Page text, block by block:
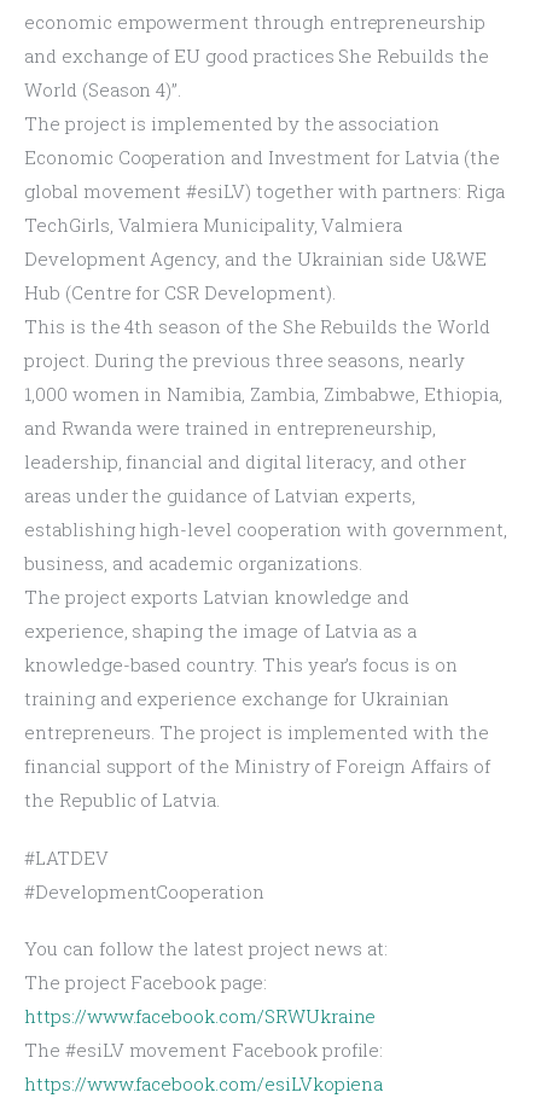
economic empowerment through entrepreneurship
and exchange of EU good practices She Rebuilds the
World (Season 4)”.
The project is implemented by the association
Economic Cooperation and Investment for Latvia (the
global movement #esiLV) together with partners: Riga
TechGirls, Valmiera Municipality, Valmiera
Development Agency, and the Ukrainian side U&WE
Hub (Centre for CSR Development).
This is the 4th season of the She Rebuilds the World
project. During the previous three seasons, nearly
1,000 women in Namibia, Zambia, Zimbabwe, Ethiopia,
and Rwanda were trained in entrepreneurship,
leadership, financial and digital literacy, and other
areas under the guidance of Latvian experts,
establishing high-level cooperation with government,
business, and academic organizations.
The project exports Latvian knowledge and
experience, shaping the image of Latvia as a
knowledge-based country. This year’s focus is on
training and experience exchange for Ukrainian
entrepreneurs. The project is implemented with the
financial support of the Ministry of Foreign Affairs of
the Republic of Latvia.
#LATDEV
#DevelopmentCooperation
You can follow the latest project news at:
The project Facebook page:
https://www.facebook.com/SRWUkraine
The #esiLV movement Facebook profile:
https://www.facebook.com/esiLVkopiena